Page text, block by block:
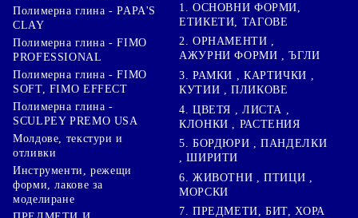
Полимерна глина - PAPA'S
CLAY
Полимерна глина - FIMO
PROFESSIONAL
Полимерна глина - FIMO
SOFT, FIMO EFFECT
Полимерна глина -
SCULPEY PREMO USA
Молдове, текстури и
отливки
Инструменти, режещи
форми, лакове за
моделиране
1. ОСНОВНИ ФОРМИ,
ЕТИКЕТИ, ТАГОВЕ
2. ОРНАМЕНТИ ,
АЖУРНИ ФОРМИ , ЪГЛИ
3. РАМКИ , КАРТИЧКИ ,
КУТИИ , ПЛИКОВЕ
4. ЦВЕТЯ , ЛИСТА ,
КЛОНКИ , РАСТЕНИЯ
5. БОРДЮРИ , ПАНДЕЛКИ
, ШИРИТИ
6. ЖИВОТНИ , ПТИЦИ ,
МОРСКИ
7. ПРЕДМЕТИ, БИТ, ХОРА